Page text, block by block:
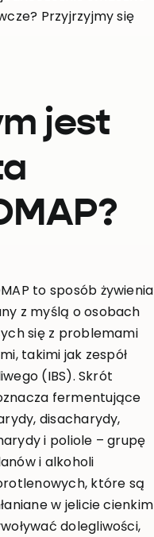
Przyjrzyjmy się
jest
to sposób żywienia
z myślą o osobach
się z problemami
takimi jak zespół
(IBS). Skrót
fermentujące
disacharydy,
i poliole – grupę
i alkoholi
które są
w jelicie cienkim
dolegliwości,